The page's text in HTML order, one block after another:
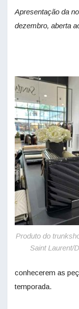
Apresentação da
dezembro, aberta
Produto do
Saint Laurent/
conhecerem as
temporada.